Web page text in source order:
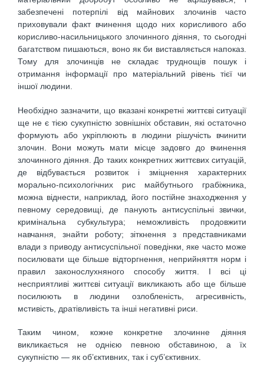
забезпечені потерпілі від майнових злочинів часто
приховували факт вчинення щодо них корисливого або
корисливо-насильницького злочинного діяння, то сьогодні
багатством пишаються, воно як би виставляється напоказ.
Тому для злочинців не складає труднощів пошук і
отримання інформації про матеріальний рівень тієї чи
іншої людини.
Необхідно зазначити, що вказані конкретні життєві ситуації
ще не є тією сукупністю зовнішніх обставин, які остаточно
формують або укріплюють в людини рішучість вчинити
злочин. Вони можуть мати місце задовго до вчинення
злочинного діяння. До таких конкретних життєвих ситуацій,
де відбувається розвиток і зміцнення характерних
морально-психологічних рис майбутнього грабіжника,
можна віднести, наприклад, його постійне знаходження у
певному середовищі, де панують антисуспільні звички,
кримінальна субкультура; неможливість продовжити
навчання, знайти роботу; зіткнення з представниками
влади з приводу антисуспільної поведінки, яке часто може
посилювати ще більше відторгнення, неприйняття норм і
правил законослухняного способу життя. І всі ці
несприятливі життєві ситуації викликають або ще більше
посилюють в людини озлобленість, агресивність,
мстивість, дратівливість та інші негативні риси.
Таким чином, кожне конкретне злочинне діяння
викликається не однією певною обставиною, а їх
сукупністю — як об’єктивних, так і суб’єктивних.